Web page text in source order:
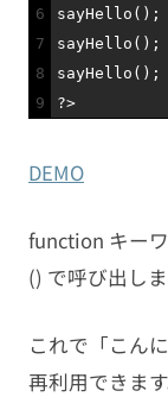
6
7
8
9
sayHello ( ) ;
sayHello ( ) ;
sayHello ( ) ;
?>
DEMO
function キー
() で呼び出しま
これで「こん
再利用できます